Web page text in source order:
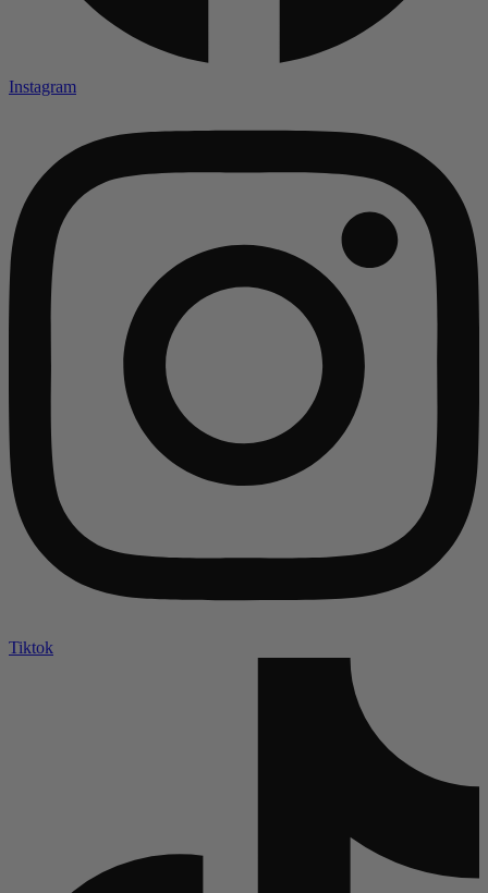
Instagram
Tiktok